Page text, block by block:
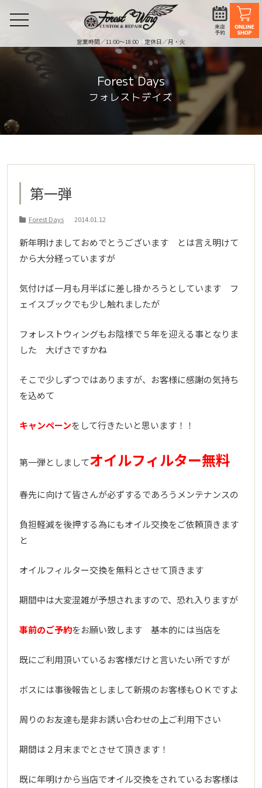
営業時間／11:00〜18:00 定休日／月・火
toggle
Forest Days
フォレストデイズ
第一弾
Forest Days 2014.01.12
新年明けましておめでとうございます とは言え明けて
から大分経っていますが
気付けば一月も月半ばに差し掛かろうとしています フ
ェイスブックでも少し触れましたが
フォレストウィングもお陰様で５年を迎える事となりま
した 大げさですかね
そこで少しずつではありますが、お客様に感謝の気持ち
を込めて
キャンペーンをして行きたいと思います！！
第一弾としましてオイルフィルター無料
春先に向けて皆さんが必ずするであろうメンテナンスの
負担軽減を後押する為にもオイル交換をご依頼頂きます
と
オイルフィルター交換を無料とさせて頂きます
期間中は大変混雑が予想されますので、恐れ入りますが
事前のご予約をお願い致します 基本的には当店を
既にご利用頂いているお客様だけと言いたい所ですが
ボスには事後報告としまして新規のお客様もＯＫですよ
周りのお友達も是非お誘い合わせの上ご利用下さい
期間は２月末までとさせて頂きます！
既に年明けから当店でオイル交換をされているお客様は